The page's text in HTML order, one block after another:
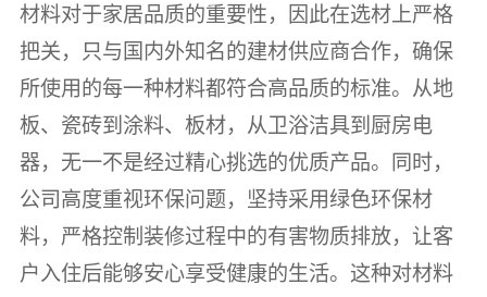
材料对于家居品质的重要性，因此在选材上严格
把关，只与国内外知名的建材供应商合作，确保
所使用的每一种材料都符合高品质的标准。从地
板、瓷砖到涂料、板材，从卫浴洁具到厨房电
器，无一不是经过精心挑选的优质产品。同时，
公司高度重视环保问题，坚持采用绿色环保材
料，严格控制装修过程中的有害物质排放，让客
户入住后能够安心享受健康的生活。这种对材料